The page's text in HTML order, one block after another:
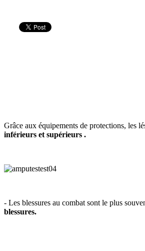
Grâce aux équipements de protections, les
inférieurs et supérieurs .
- Les blessures au combat sont le plus
blessures.